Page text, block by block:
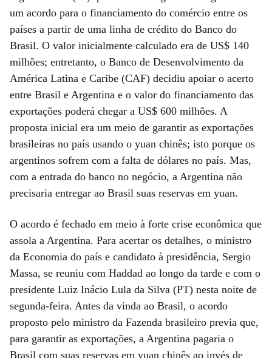
um acordo para o financiamento do comércio entre os
países a partir de uma linha de crédito do Banco do
Brasil. O valor inicialmente calculado era de US$ 140
milhões; entretanto, o Banco de Desenvolvimento da
América Latina e Caribe (CAF) decidiu apoiar o acerto
entre Brasil e Argentina e o valor do financiamento das
exportações poderá chegar a US$ 600 milhões. A
proposta inicial era um meio de garantir as exportações
brasileiras no país usando o yuan chinês; isto porque os
argentinos sofrem com a falta de dólares no país. Mas,
com a entrada do banco no negócio, a Argentina não
precisaria entregar ao Brasil suas reservas em yuan.
O acordo é fechado em meio à forte crise econômica que
assola a Argentina. Para acertar os detalhes, o ministro
da Economia do país e candidato à presidência, Sergio
Massa, se reuniu com Haddad ao longo da tarde e com o
presidente Luiz Inácio Lula da Silva (PT) nesta noite de
segunda-feira. Antes da vinda ao Brasil, o acordo
proposto pelo ministro da Fazenda brasileiro previa que,
para garantir as exportações, a Argentina pagaria o
Brasil com suas reservas em yuan chinês ao invés de